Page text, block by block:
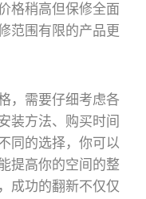
格稍高但保修全面
范围有限的产品更
，需要仔细考虑各
装方法、购买时间
同的选择，你可以
提高你的空间的整
成功的翻新不仅仅